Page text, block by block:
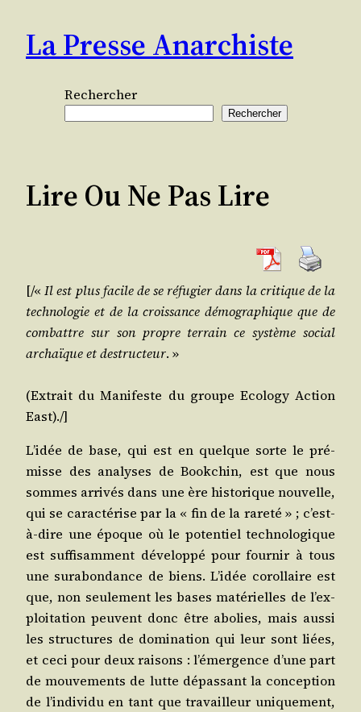
contenu
La Presse Anarchiste
Rechercher
Rechercher
Lire Ou Ne Pas Lire
[/​«Il est plus facile de se réfu­gier dans la cri­tique de la
tech­no­lo­gie et de la crois­sance démo­gra­phique que de
com­battre sur son propre ter­rain ce sys­tème social
archaïque et des­truc­teur. »
(Extrait du Mani­feste du groupe Eco­lo­gy Action
East)./]
L’i­dée de base, qui est en quelque sorte le pré­
misse des ana­lyses de Book­chin, est que nous
sommes arri­vés dans une ère his­to­rique nou­velle,
qui se carac­té­rise par la « fin de la rare­té » ; c’est-
à-dire une époque où le poten­tiel tech­no­lo­gique
est suf­fi­sam­ment déve­lop­pé pour four­nir à tous
une sur­abon­dance de biens. L’i­dée corol­laire est
que, non seule­ment les bases maté­rielles de l’ex­
ploi­ta­tion peuvent donc être abo­lies, mais aus­si
les struc­tures de domi­na­tion qui leur sont liées,
et ceci pour deux rai­sons : l’é­mer­gence d’une part
de mou­ve­ments de lutte dépas­sant la concep­tion
de l’in­di­vi­du en tant que tra­vailleur uni­que­ment,